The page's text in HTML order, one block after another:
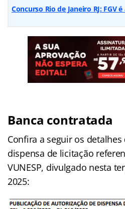
Concurso Rio de Janeiro RJ: FGV
Banca contratada
Confira a seguir os
dispensa de licitação
VUNESP, divulgado nesta
2025: